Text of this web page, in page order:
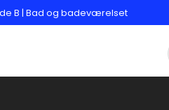
B | Bad og badeværelset